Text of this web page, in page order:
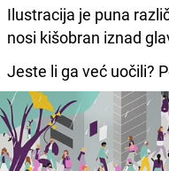
Ilustracija je puna
nosi kišobran iznad
Jeste li ga već uočili?